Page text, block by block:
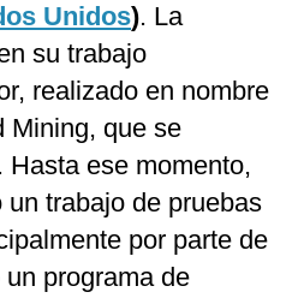
Unidos). La
su trabajo
realizado en nombre
Mining, que se
Hasta ese momento,
trabajo de pruebas
por parte de
programa de